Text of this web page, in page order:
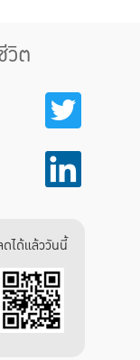
วิต
ได้แล้ววันนี้